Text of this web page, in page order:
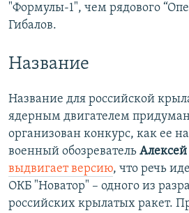
"Формулы-1", чем рядового
Гибалов.
Название
Название для российской
ядерным двигателем
организован конкурс, как ее
военный обозреватель
выдвигает версию, что речь
ОКБ "Новатор" – одного из
российских крылатых ракет.